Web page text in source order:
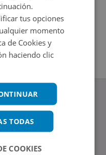
16, 28050, Madrid
tus opciones
momento
de Cookies y
haciendo clic
TODAS
COOKIES